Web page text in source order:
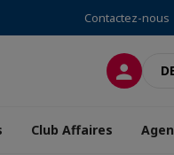
Contactez-nous
Club Affaires